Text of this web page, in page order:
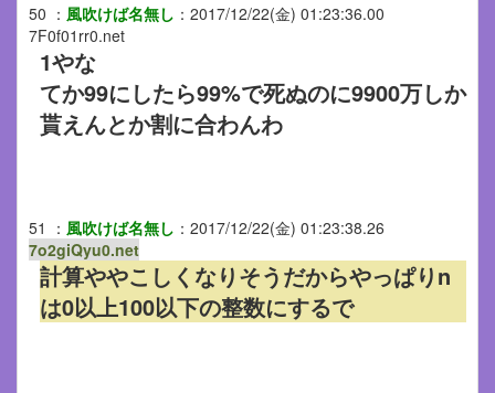
50 ： 風吹けば名無し ： 2017/12/22(金) 01:23:36.00
7F0f01rr0.net
1やな
てか99にしたら99%で死ぬのに9900万しか
貰えんとか割に合わんわ
51 ： 風吹けば名無し ： 2017/12/22(金) 01:23:38.26
7o2giQyu0.net
計算ややこしくなりそうだからやっぱりn
は0以上100以下の整数にするで